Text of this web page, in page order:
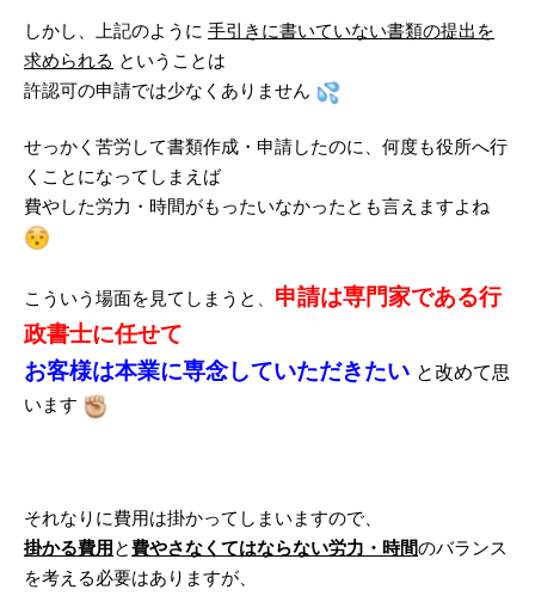
しかし、上記のように 手引きに書いていない書類の提出を
求められる ということは
許認可の申請では少なくありません
せっかく苦労して書類作成・申請したのに、何度も役所へ行
くことになってしまえば
費やした労力・時間がもったいなかったとも言えますよね
こういう場面を見てしまうと
申請は専門家である行
政書士に任せて
お客様は本業に専念していただきたい と改めて思
います
それなりに費用は掛かってしまいますので、
掛かる費用 と費やさなくてはならない労力・時間のバランス
を考える必要はありますが、